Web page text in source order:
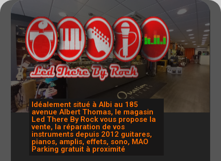
Idéalement situé à Albi au 185
avenue Albert Thomas, le magasin
Led There By Rock vous propose la
vente, la réparation de vos
instruments depuis 2012 guitares,
pianos, amplis, effets, sono, MAO
Parking gratuit à proximité